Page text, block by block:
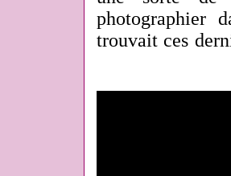
photographier
trouvait ces